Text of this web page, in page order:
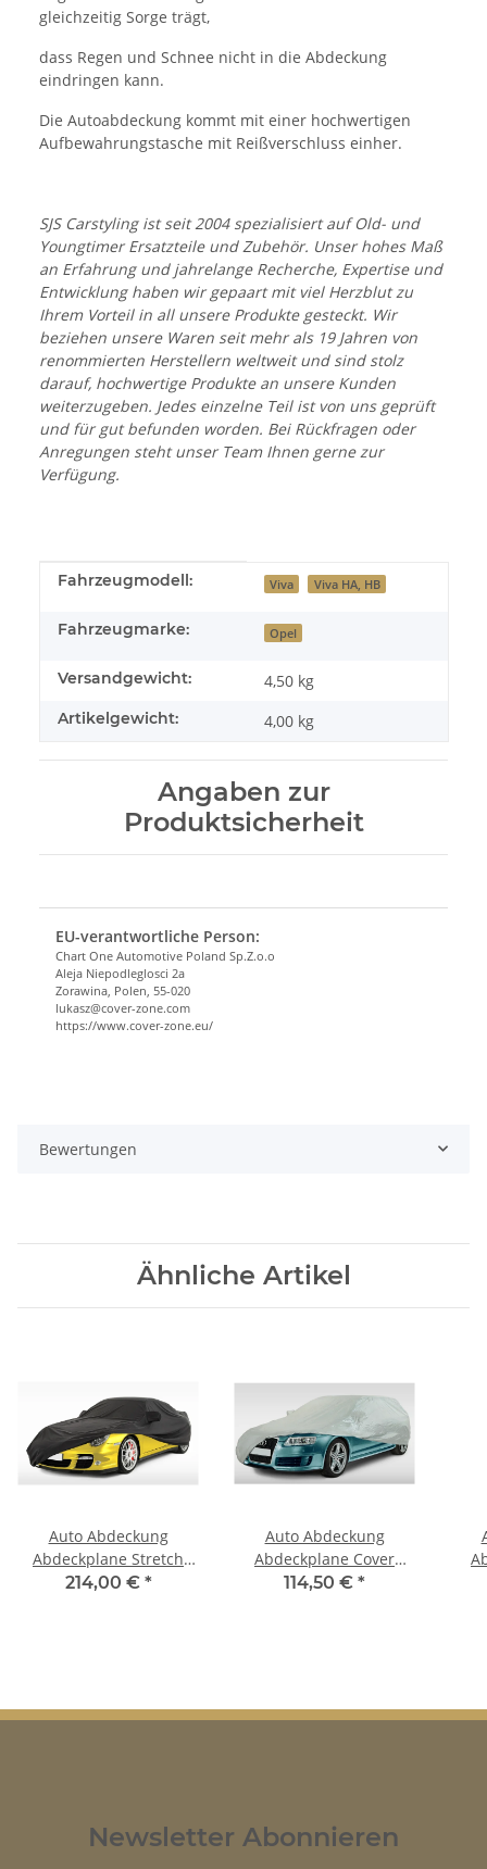
gleichzeitig Sorge trägt,
dass Regen und Schnee nicht in die Abdeckung
eindringen kann.
Die Autoabdeckung kommt mit einer hochwertigen
Aufbewahrungstasche mit Reißverschluss einher.
SJS Carstyling ist seit 2004 spezialisiert auf Old- und
Youngtimer Ersatzteile und Zubehör. Unser hohes Maß
an Erfahrung und jahrelange Recherche, Expertise und
Entwicklung haben wir gepaart mit viel Herzblut zu
Ihrem Vorteil in all unsere Produkte gesteckt. Wir
beziehen unsere Waren seit mehr als 19 Jahren von
renommierten Herstellern weltweit und sind stolz
darauf, hochwertige Produkte an unsere Kunden
weiterzugeben. Jedes einzelne Teil ist von uns geprüft
und für gut befunden worden. Bei Rückfragen oder
Anregungen steht unser Team Ihnen gerne zur
Verfügung.
Produkteigenschaft
Wert
Fahrzeugmodell: Viva Viva HA, HB
Fahrzeugmarke: Opel
Versandgewicht: 4,50 kg
Artikelgewicht: 4,00 kg
Angaben zur
Produktsicherheit
EU-verantwortliche Person:
Chart One Automotive Poland Sp.Z.o.o
Aleja Niepodleglosci 2a
Zorawina, Polen, 55-020
lukasz@cover-zone.com
https://www.cover-zone.eu/
Bewertungen
Ähnliche Artikel
Auto Abdeckung
Abdeckplane Stretch
Cover Ganzgarage
214,00 € *
Auto Abdeckung
Abdeckplane Cover
Ganzgarage outdoor
114,50 € *
Newsletter Abonnieren